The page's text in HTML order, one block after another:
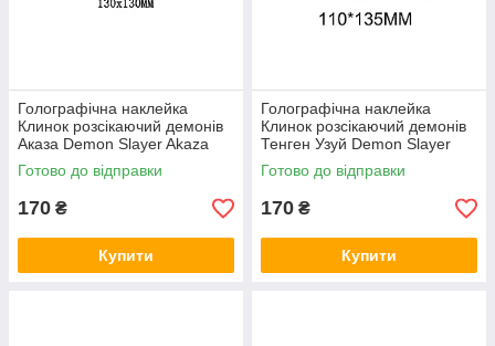
Голографічна наклейка
Клинок розсікаючий демонів
Аказа Demon Slayer Akaza
130x130 мм
Готово до відправки
170 ₴
Купити
Голографічна наклейка
Клинок розсікаючий демонів
Тенген Узуй Demon Slayer
Uzui Tengen 110x135 мм
Готово до відправки
170 ₴
Купити